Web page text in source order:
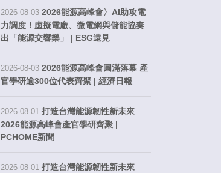
2026-08-032026能源高峰會〉AI助攻電
力調度！虛擬電廠、微電網與儲能協奏
出「能源交響樂」 | ESG遠見
2026-08-032026能源高峰會圓滿落幕 產
官學研逾300位代表齊聚 | 經濟日報
2026-08-01打造台灣能源韌性新未來
2026能源高峰會產官學研齊聚 |
PCHOME新聞
2026-08-01打造台灣能源韌性新未來